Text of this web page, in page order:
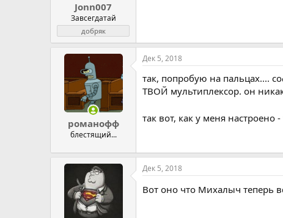
Jonn007
Завсегдатай
добряк
романофф
блестящий...
Дек 5, 2018
так, попробую на пальцах....
ТВОЙ мультиплексор. он
так вот, как у меня настроено
Дек 5, 2018
Вот оно что Михалыч теперь